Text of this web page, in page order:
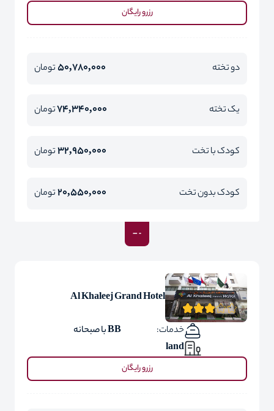
رزرو رایگان
دو تخته 50,780,000تومان
یک تخته 74,340,000تومان
کودک با تخت 32,950,000تومان
کودک بدون تخت 20,550,000تومان
Al Khaleej Grand Hotel
خدمات:
BB با صبحانه
land
رزرو رایگان